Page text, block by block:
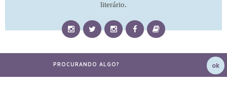
literário.